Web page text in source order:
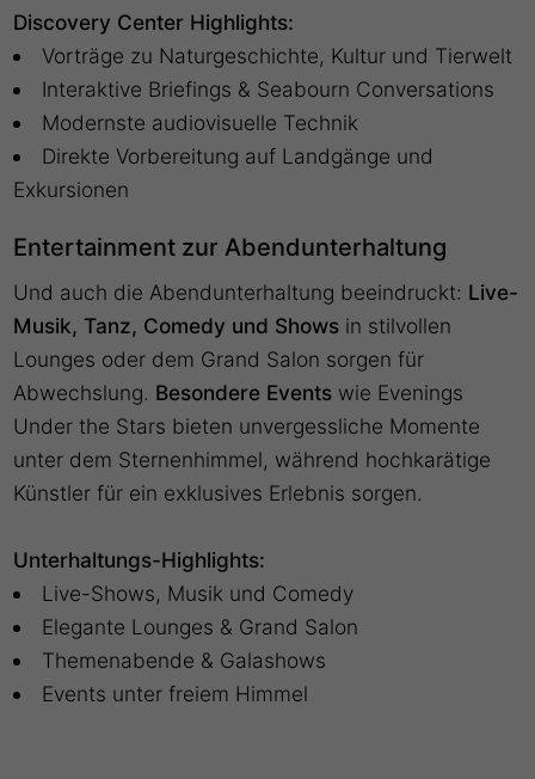
Discovery Center Highlights:
Vorträge zu Naturgeschichte, Kultur und Tierwelt
Interaktive Briefings & Seabourn Conversations
Modernste audiovisuelle Technik
Direkte Vorbereitung auf Landgänge und
Exkursionen
Entertainment zur Abendunterhaltung
Und auch die Abendunterhaltung beeindruckt: Live-
Musik, Tanz, Comedy und Shows in stilvollen
Lounges oder dem Grand Salon sorgen für
Abwechslung. Besondere Events wie Evenings
Under the Stars bieten unvergessliche Momente
unter dem Sternenhimmel, während hochkarätige
Künstler für ein exklusives Erlebnis sorgen.
Unterhaltungs-Highlights:
Live-Shows, Musik und Comedy
Elegante Lounges & Grand Salon
Themenabende & Galashows
Events unter freiem Himmel